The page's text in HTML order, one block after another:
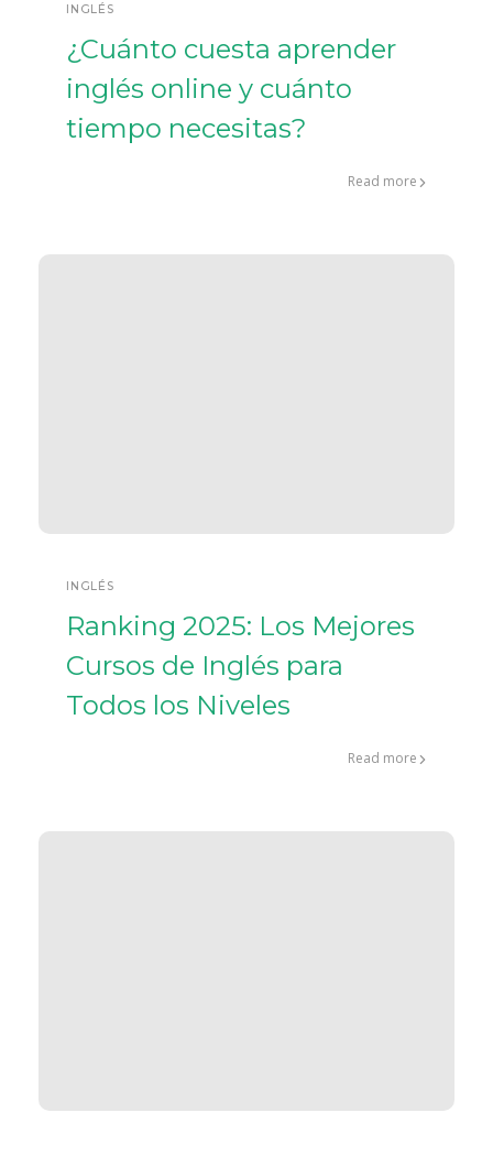
INGLÉS
¿Cuánto cuesta aprender
inglés online y cuánto
tiempo necesitas?
Read more
INGLÉS
Ranking 2025: Los Mejores
Cursos de Inglés para
Todos los Niveles
Read more